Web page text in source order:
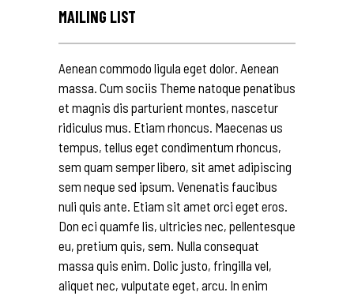
MAILING LIST
Aenean commodo ligula eget dolor. Aenean
massa. Cum sociis Theme natoque penatibus
et magnis dis parturient montes, nascetur
ridiculus mus. Etiam rhoncus. Maecenas us
tempus, tellus eget condimentum rhoncus,
sem quam semper libero, sit amet adipiscing
sem neque sed ipsum. Venenatis faucibus
nuli quis ante. Etiam sit amet orci eget eros.
Don eci quamfe lis, ultricies nec, pellentesque
eu, pretium quis, sem. Nulla consequat
massa quis enim. Dolic justo, fringilla vel,
aliquet nec, vulputate eget, arcu. In enim